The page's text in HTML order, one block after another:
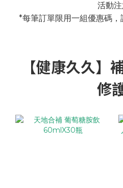
活動注
*每筆訂單限用一組優惠碼
【健康久久】
修